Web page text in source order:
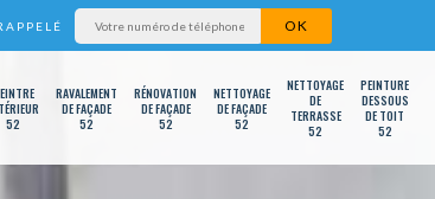
52
RAVALEMENT
DE FAÇADE
52
RÉNOVATION
DE FAÇADE
52
NETTOYAGE
DE FAÇADE
52
NETTOYAGE
DE
TERRASSE
52
PEINTURE
DESSOUS
DE TOIT
52